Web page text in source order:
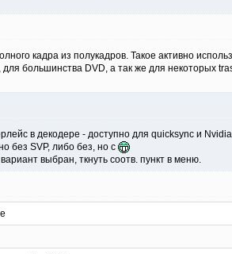
кадра из полукадров. Такое активно
большинства DVD, а так же для некоторых
в декодере - доступно для quicksync и
без SVP, либо без, но с
выбран, ткнуть соотв. пункт в меню.